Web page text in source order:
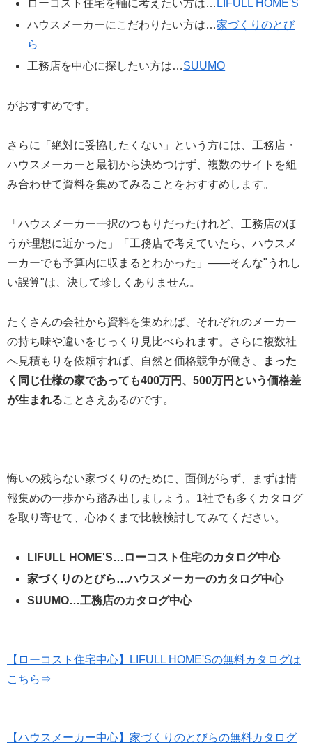
ローコスト住宅を軸に考えたい方は… LIFULL HOME'S
ハウスメーカーにこだわりたい方は…家づくりのとび
ら
工務店を中心に探したい方は…SUUMO
がおすすめです。
さらに「絶対に妥協したくない」という方には、工務店・
ハウスメーカーと最初から決めつけず、複数のサイトを組
み合わせて資料を集めてみることをおすすめします。
「ハウスメーカー一択のつもりだったけれど、工務店のほ
うが理想に近かった」「工務店で考えていたら、ハウスメ
ーカーでも予算内に収まるとわかった」——そんな"うれし
い誤算"は、決して珍しくありません。
たくさんの会社から資料を集めれば、それぞれのメーカー
の持ち味や違いをじっくり見比べられます。さらに複数社
へ見積もりを依頼すれば、自然と価格競争が働き、
まった
く同じ仕様の家であっても400万円、500万円という価格差
が生まれることさえあるのです。
悔いの残らない家づくりのために、面倒がらず、まずは情
報集めの一歩から踏み出しましょう。1社でも多くカタログ
を取り寄せて、心ゆくまで比較検討してみてください。
LIFULL HOME'S…ローコスト住宅のカタログ中心
家づくりのとびら…ハウスメーカーのカタログ中心
SUUMO…工務店のカタログ中心
【ローコスト住宅中心】LIFULL HOME'Sの無料カタログは
こちら⇒
【ハウスメーカー中心】家づくりのとびらの無料カタログ